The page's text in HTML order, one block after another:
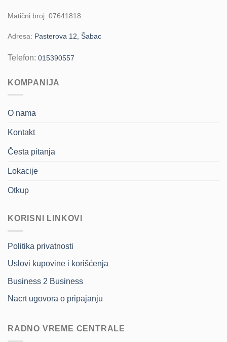
Matični broj: 07641818
Adresa: Pasterova 12, Šabac
Telefon: 015390557
KOMPANIJA
O nama
Kontakt
Česta pitanja
Lokacije
Otkup
KORISNI LINKOVI
Politika privatnosti
Uslovi kupovine i korišćenja
Business 2 Business
Nacrt ugovora o pripajanju
RADNO VREME CENTRALE